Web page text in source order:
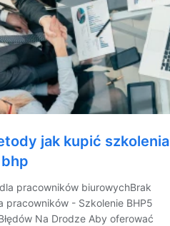
jak kupić szkolenia
pracowników biurowychBrak
pracowników - Szkolenie BHP5
Na Drodze Aby oferować